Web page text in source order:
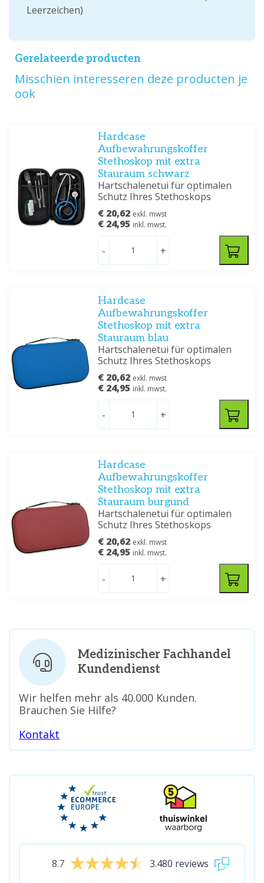
Leerzeichen)
Gerelateerde producten
Misschien interesseren deze producten je
ook
Hardcase
Aufbewahrungskoffer
Stethoskop mit extra
Stauraum schwarz
Hartschalenetui für optimalen
Schutz Ihres Stethoskops
€ 20,62 exkl. mwst
€ 24,95 inkl. mwst.
- +
Hardcase
Aufbewahrungskoffer
Stethoskop mit extra
Stauraum blau
Hartschalenetui für optimalen
Schutz Ihres Stethoskops
€ 20,62 exkl. mwst
€ 24,95 inkl. mwst.
- +
Hardcase
Aufbewahrungskoffer
Stethoskop mit extra
Stauraum burgund
Hartschalenetui für optimalen
Schutz Ihres Stethoskops
€ 20,62 exkl. mwst
€ 24,95 inkl. mwst.
- +
Medizinischer Fachhandel
Kundendienst
Wir helfen mehr als 40.000 Kunden.
Brauchen Sie Hilfe?
Kontakt
8.7 3.480 reviews